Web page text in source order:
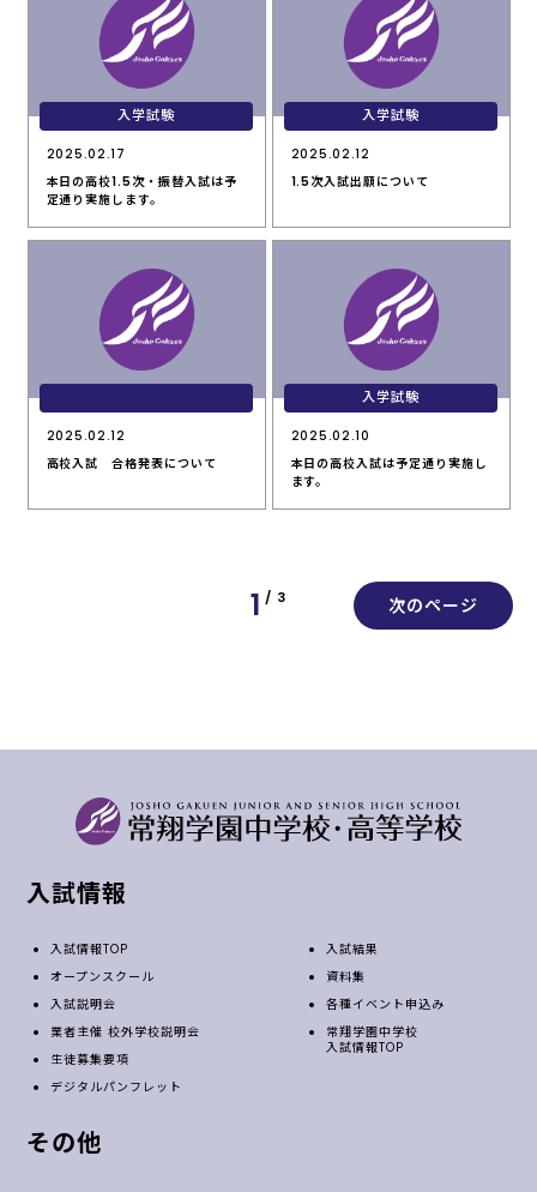
2025.02.17
入学試験
本日の高校1.5次・振替入試は予
定通り実施します。
2025.02.12
入学試験
1.5次入試出願について
2025.02.12
高校入試 合格発表について
2025.02.10
入学試験
本日の高校入試は予定通り実施し
ます。
1 / 3 次のページ
入試情報
入試情報TOP
オープンスクール
入試説明会
業者主催 校外学校説明会
生徒募集要項
デジタルパンフレット
入試結果
資料集
各種イベント申込み
常翔学園中学校
入試情報TOP
その他